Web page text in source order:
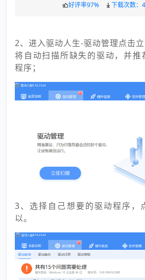
好评率97% 下载次数：
2、进入驱动人生-驱动管理点击
将自动扫描所缺失的驱动，并推
程序；
3、选择自己想要的驱动程序，
以。